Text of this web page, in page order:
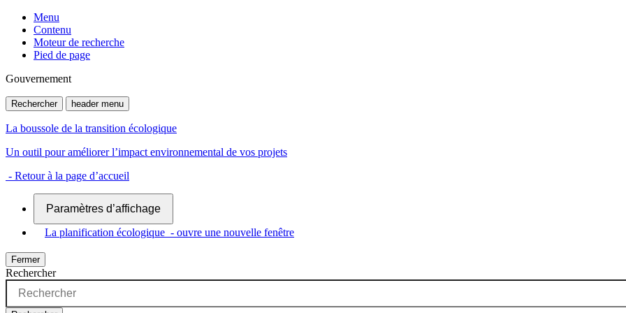
Menu
Contenu
Moteur de recherche
Pied de page
Gouvernement
Rechercher header menu
La boussole de la transition écologique
Un outil pour améliorer l’impact environnemental de vos projets
- Retour à la page d’accueil
Paramètres d’affichage
La planification écologique - ouvre une nouvelle fenêtre
Fermer
Rechercher